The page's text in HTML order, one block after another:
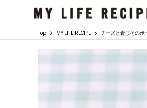
Top MY LIFE RECIPE チーズと青じそのポ